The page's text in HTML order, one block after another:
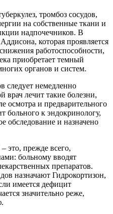
тромбоз сосудов,
на собственные ткани и
надпочечников. В
Аддисона, которая проявляется
работоспособности,
приобретает темный
органов и систем.
следует немедленно
врач лечит такие болезни,
осмотра и предварительного
больного к эндокринологу,
обследование и назначено
это, прежде всего,
больному вводят
препаратов.
назначают Гидрокортизон,
имеется дефицит
значительно реже,